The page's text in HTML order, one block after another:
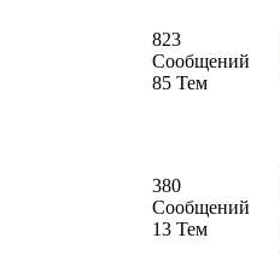
823
Сообщений
85 Тем
380
Сообщений
13 Тем